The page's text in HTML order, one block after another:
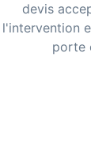
devis
l'intervention
porte